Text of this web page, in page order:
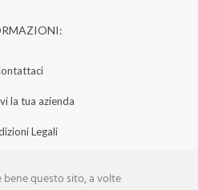
la tua azienda
Legali
questo sito, a volte